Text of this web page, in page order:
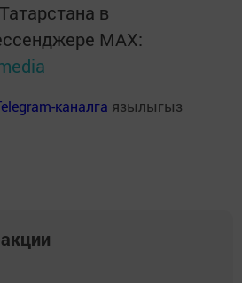
в
MАХ:
каналга язылыгыз